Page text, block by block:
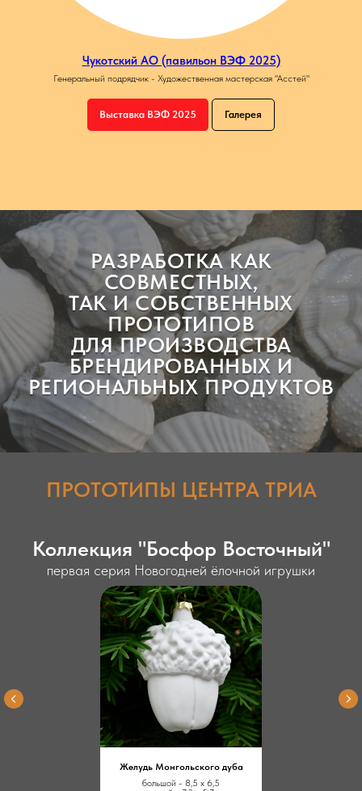
Чукотский АО (павильон ВЭФ 2025)
Генеральный подрядчик - Художественная мастерская "Асстей"
Выставка ВЭФ 2025 Галерея
РАЗРАБОТКА КАК
СОВМЕСТНЫХ,
ТАК И СОБСТВЕННЫХ
ПРОТОТИПОВ
ДЛЯ ПРОИЗВОДСТВА
БРЕНДИРОВАННЫХ И
РЕГИОНАЛЬНЫХ ПРОДУКТОВ
ПРОТОТИПЫ ЦЕНТРА ТРИА
Коллекция "Босфор Восточный"
первая серия Новогодней ёлочной игрушки
Желудь Монгольского дуба
большой - 8,5 х 6,5